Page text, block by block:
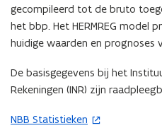
gecompileerd tot de bruto
het bbp. Het HERMREG model
huidige waarden en prognoses
De basisgegevens bij het
Rekeningen (INR) zijn
NBB Statistieken
(